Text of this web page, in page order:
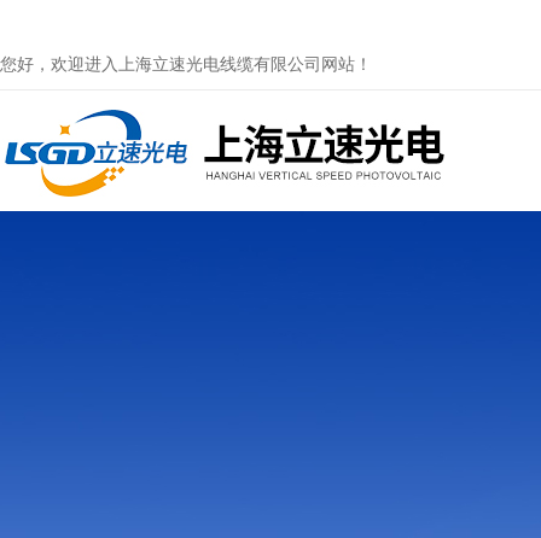
您好，欢迎进入上海立速光电线缆有限公司网站！